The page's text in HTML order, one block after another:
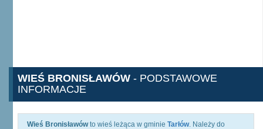
WIEŚ BRONISŁAWÓW - PODSTAWOWE
INFORMACJE
Wieś Bronisławówto wieś leżąca w gminie Tarłów. Należy do